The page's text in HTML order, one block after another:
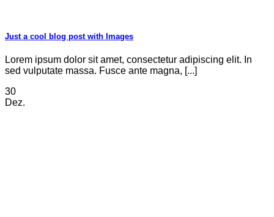
Just a cool blog post with Images
Lorem ipsum dolor sit amet, consectetur adipiscing elit. In
sed vulputate massa. Fusce ante magna, [...]
30
Dez.